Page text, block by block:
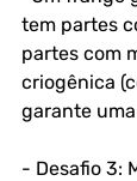
tem partes
partes com
criogênica
garante
- Desafio 3: